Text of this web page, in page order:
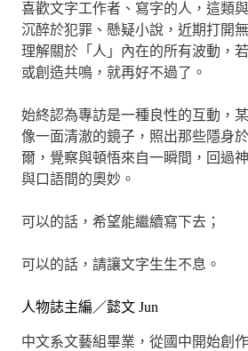
喜歡文字工作者、寫字的人，這類
沉醉於犯罪、懸疑小說，近期打開
理解關於「人」內在的所有波動，
或創造共鳴，就再好不過了。
始終認為專訪是一種良性的互動，
像一面清澈的鏡子，照出那些隱身
爾，覺察與頓悟來自一瞬間，回過
與口語間的奧妙。
可以的話，希望能繼續寫下去；
可以的話，請讓文字生生不息。
人物誌主編／懿文 Jun
中文系文藝組畢業，從國中開始創